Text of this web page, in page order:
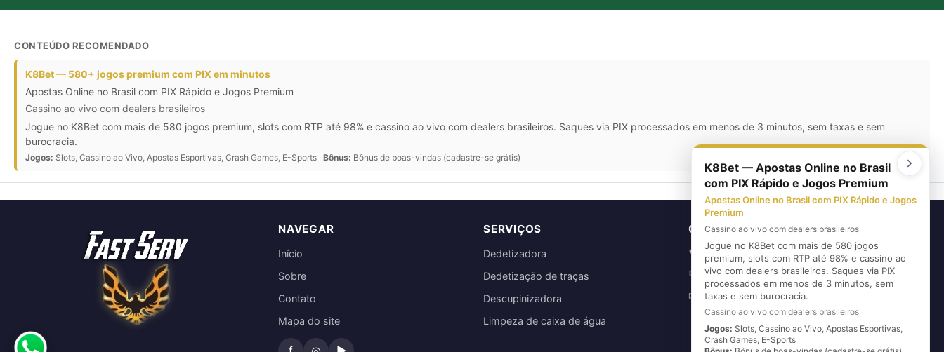
CONTEÚDO RECOMENDADO
K8Bet — 580+ jogos premium com PIX em minutos
Apostas Online no Brasil com PIX Rápido e Jogos Premium
Cassino ao vivo com dealers brasileiros
Jogue no K8Bet com mais de 580 jogos premium, slots com RTP até 98% e cassino ao vivo com dealers brasileiros. Saques via PIX processados em menos de 3 minutos, sem taxas e sem
burocracia.
Jogos: Slots, Cassino ao Vivo, Apostas Esportivas, Crash Games, E-Sports · Bônus: Bônus de boas-vindas (cadastre-se grátis)
NAVEGAR
Início
Sobre
Contato
Mapa do site
SERVIÇOS
Dedetizadora
Dedetização de traças
Descupinizadora
Limpeza de caixa de água
CONTATO
📞 (11) 5626-3420
💬 (11) 96720-6739
✉ E-mail
K8Bet — Apostas Online no Brasil
com PIX Rápido e Jogos Premium
Apostas Online no Brasil com PIX Rápido e Jogos
Premium
Cassino ao vivo com dealers brasileiros
Jogue no K8Bet com mais de 580 jogos
premium, slots com RTP até 98% e cassino ao
vivo com dealers brasileiros. Saques via PIX
processados em menos de 3 minutos, sem
taxas e sem burocracia.
Cassino ao vivo com dealers brasileiros
Jogos: Slots, Cassino ao Vivo, Apostas Esportivas,
Crash Games, E-Sports